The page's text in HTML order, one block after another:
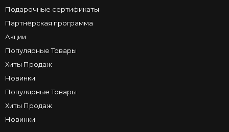
Подарочные сертификаты
Партнёрская программа
Акции
Популярные Товары
Хиты Продаж
Новинки
Популярные Товары
Хиты Продаж
Новинки